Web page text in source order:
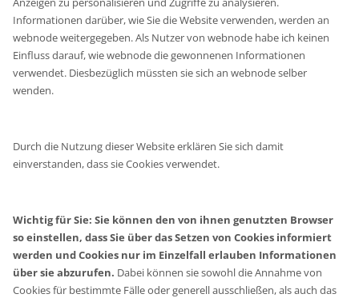
Informationen darüber, wie Sie die Website verwenden, werden an
webnode weitergegeben. Als Nutzer von webnode habe ich keinen
Einfluss darauf, wie webnode die gewonnenen Informationen
verwendet. Diesbezüglich müssten sie sich an webnode selber
wenden.
Durch die Nutzung dieser Website erklären Sie sich damit
einverstanden, dass sie Cookies verwendet.
Wichtig für Sie: Sie können den von ihnen genutzten Browser
so einstellen, dass Sie über das Setzen von Cookies informiert
werden und Cookies nur im Einzelfall erlauben Informationen
über sie abzurufen. Dabei können sie sowohl die Annahme von
Cookies für bestimmte Fälle oder generell ausschließen, als auch das